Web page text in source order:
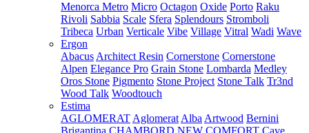
Menorca Metro Micro Octagon Oxide Porto Raku
Rivoli Sabbia Scale Sfera Splendours Stromboli
Tribeca Urban Verticale Vibe Village Vitral Wadi Wave
Ergon
Abacus Architect Resin Cornerstone Cornerstone
Alpen Elegance Pro Grain Stone Lombarda Medley
Oros Stone Pigmento Stone Project Stone Talk Tr3nd
Wood Talk Woodtouch
Estima
AGLOMERAT Aglomerat Alba Artwood Bernini